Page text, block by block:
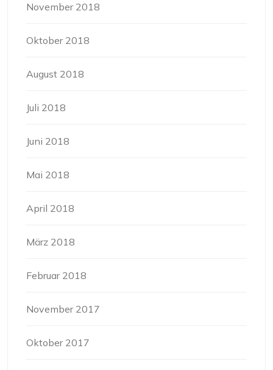
November 2018
Oktober 2018
August 2018
Juli 2018
Juni 2018
Mai 2018
April 2018
März 2018
Februar 2018
November 2017
Oktober 2017